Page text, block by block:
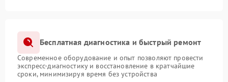
Бесплатная диагностика и быстрый ремонт
Современное оборудование и опыт позволяют провести
экспресс-диагностику и восстановление в кратчайшие
сроки, минимизируя время без устройства